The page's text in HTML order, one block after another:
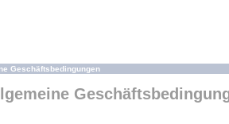
Geschäftsbedingungen